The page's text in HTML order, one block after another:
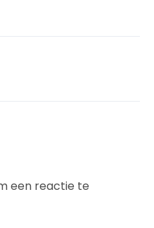
een reactie te